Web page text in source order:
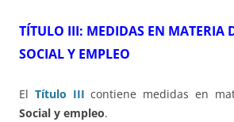
TÍTULO III: MEDIDAS EN MATERIA
SOCIAL Y EMPLEO
El Título III contiene medidas en
Social y empleo.